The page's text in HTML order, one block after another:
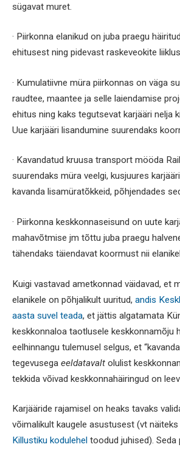
sügavat muret.
· Piirkonna elanikud on juba praegu
ehitusest ning pidevast raskeveokite
· Kumulatiivne müra piirkonnas on väga
raudtee, maantee ja selle laiendamise
ehitus ning kaks tegutsevat karjääri nelja
Uue karjääri lisandumine suurendaks
· Kavandatud kruusa transport mööda
suurendaks müra veelgi, kusjuures
kavanda lisamüratõkkeid, põhjendades
· Piirkonna keskkonnaseisund on uute
mahavõtmise jm tõttu juba praegu
tähendaks täiendavat koormust nii
Kuigi vastavad ametkonnad väidavad, et
elanikele on põhjalikult uuritud, andis
aasta suvel teada, et jättis algatamata
keskkonnaloa taotlusele keskkonnamõju
eelhinnangu tulemusel selgus, et
tegevusega eeldatavalt olulist
tekkida võivad keskkonnahäiringud on
Karjääride rajamisel on heaks tavaks
võimalikult kaugele asustusest (vt
Killustiku kodulehel toodud juhised).